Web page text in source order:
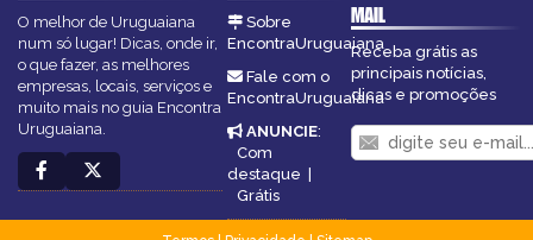
O melhor de Uruguaiana
num só lugar! Dicas, onde ir,
o que fazer, as melhores
empresas, locais, serviços e
muito mais no guia Encontra
Uruguaiana.
Sobre
EncontraUruguaiana
Fale com o
EncontraUruguaiana
ANUNCIE:
Com
destaque
Grátis
MAIL
Receba grátis as
principais notícias,
dicas e promoções